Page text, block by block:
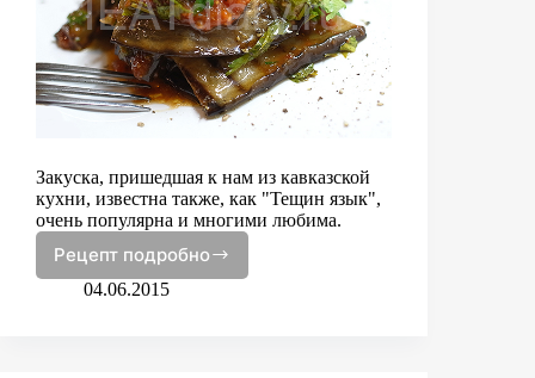
Закуска, пришедшая к нам из кавказской
кухни, известна также, как "Тещин язык",
очень популярна и многими любима.
Рецепт подробно
Баклажаны
в
04.06.2015